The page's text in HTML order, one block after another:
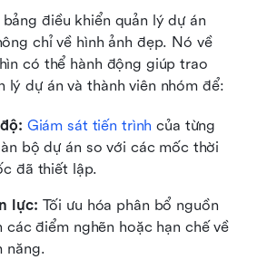
điều khiển quản lý dự án
chỉ về hình ảnh đẹp. Nó về
có thể hành động giúp trao
lý dự án và thành viên nhóm để:
Giám sát tiến trình của từng
bộ dự án so với các mốc thời
đã thiết lập.
lực: Tối ưu hóa phân bổ nguồn
các điểm nghẽn hoặc hạn chế về
năng.